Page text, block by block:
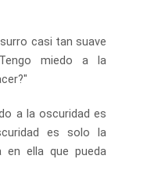
casi tan suave
miedo a la
a la oscuridad es
es solo la
en ella que pueda